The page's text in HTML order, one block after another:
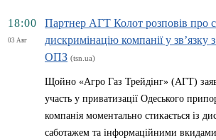
18:00
03 Авг
Партнер АГТ Колот розповів про
дискримінацію компанії у зв’язку
ОПЗ (tsn.ua)
Щойно «Агро Газ Трейдінг» (АГТ)
участь у приватизації Одеського
компанія моментально стикається із
саботажем та інформаційними